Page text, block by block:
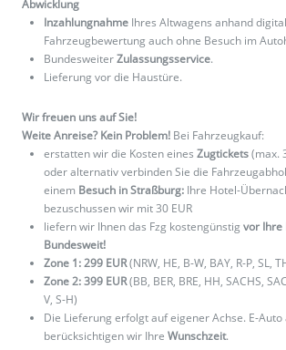
Abwicklung
Inzahlungnahme Ihres Altwagens anhand
Fahrzeugbewertung auch ohne Besuch im
BundesweiterZulassungsservice.
Lieferung vor die Haustüre.
Wir freuen uns auf Sie!
Weite Anreise? Kein Problem! Bei Fahrzeugkauf:
erstatten wir die Kosten eines Zugtickets(max.
oder alternativ verbinden Sie die
einem Besuch in Straßburg: Ihre Hotel-
bezuschussen wir mit 30 EUR
liefern wir Ihnen das Fzg kostengünstig vor Ihre
Bundesweit!
Zone 1: 299 EUR(NRW, HE, B-W, BAY, R-P, SL,
Zone 2: 399 EUR(BB, BER, BRE, HH, SACHS,
V, S-H)
Die Lieferung erfolgt auf eigener Achse. E-
berücksichtigen wir Ihre Wunschzeit.